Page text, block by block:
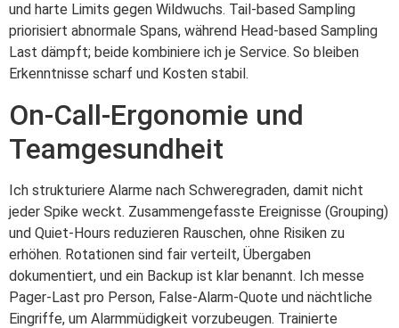
und harte Limits gegen Wildwuchs. Tail‑based Sampling
priorisiert abnormale Spans, während Head‑based Sampling
Last dämpft; beide kombiniere ich je Service. So bleiben
Erkenntnisse scharf und Kosten stabil.
On‑Call‑Ergonomie und
Teamgesundheit
Ich strukturiere Alarme nach Schweregraden, damit nicht
jeder Spike weckt. Zusammengefasste Ereignisse (Grouping)
und Quiet‑Hours reduzieren Rauschen, ohne Risiken zu
erhöhen. Rotationen sind fair verteilt, Übergaben
dokumentiert, und ein Backup ist klar benannt. Ich messe
Pager‑Last pro Person, False‑Alarm‑Quote und nächtliche
Eingriffe, um Alarmmüdigkeit vorzubeugen. Trainierte